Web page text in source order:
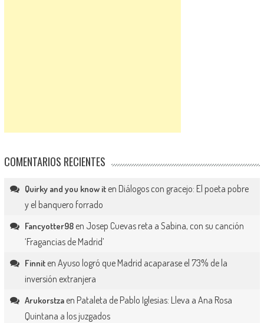
COMENTARIOS RECIENTES
Quirky and you know iten Diálogos con gracejo: El poeta pobre
y el banquero forrado
Fancyotter98en Josep Cuevas reta a Sabina, con su canción
‘Fragancias de Madrid’
Finniten Ayuso logró que Madrid acaparase el 73% de la
inversión extranjera
Arukorstzaen Pataleta de Pablo Iglesias: Lleva a Ana Rosa
Quintana a los juzgados